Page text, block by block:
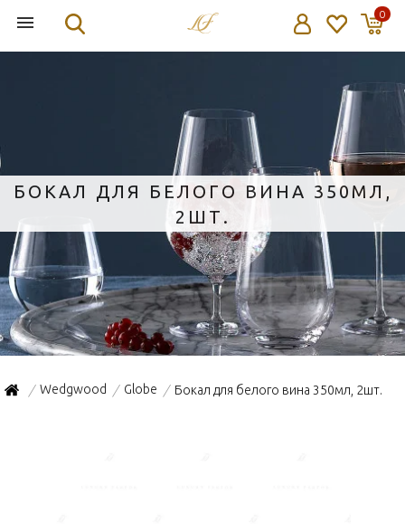
0
БОКАЛ ДЛЯ БЕЛОГО ВИНА 350МЛ,
2ШТ.
/ Wedgwood / Globe / Бокал для белого вина 350мл, 2шт.